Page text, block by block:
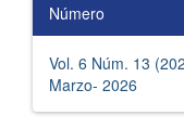
Número
Vol. 6 Núm. 13
Marzo- 2026